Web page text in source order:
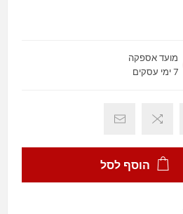
מועד אספקה
7 ימי עסקים
הוסף לסל